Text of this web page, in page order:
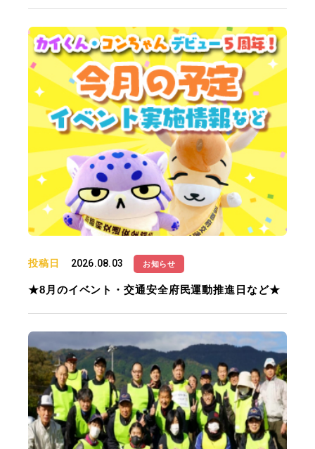
投稿日 2026.08.03 お知らせ
★8月のイベント・交通安全府民運動推進日など★